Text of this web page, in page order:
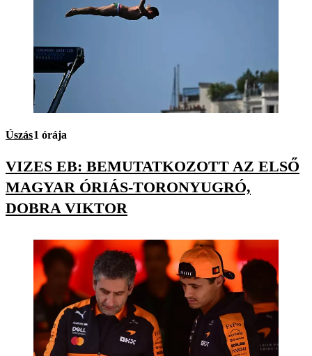
Úszás1 órája
VIZES EB: BEMUTATKOZOTT AZ ELSŐ
MAGYAR ÓRIÁS-TORONYUGRÓ,
DOBRA VIKTOR